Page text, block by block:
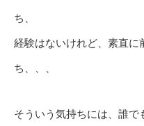
ち、
経験はないけれど、素直に
ち、、、
そういう気持ちには、誰で